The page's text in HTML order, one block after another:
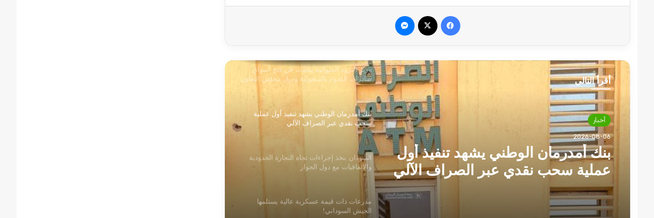
فيسبوك
أقرأ التالي
أخبار
2026-08-06
بنك أمدرمان الوطني يشهد تنفيذ أول
أخبار
2026-08-06
السودان يتخذ إجراءات تجاه التجارة
الحدودية والاتفاقيات مع دول الجوار
بنك أمدرمان الوطني يشهد تنفيذ أول عملية
سحب نقدي عبر الصراف الآلي
السودان يتخذ إجراءات تجاه التجارة الحدودية
والاتفاقيات مع دول الجوار
مدرعات ذات قيمة عسكرية عالية يستلمها
الجيش السوداني!
مدينة الأزهري بالخرطوم تطلق إستغاثة مدوية
!!